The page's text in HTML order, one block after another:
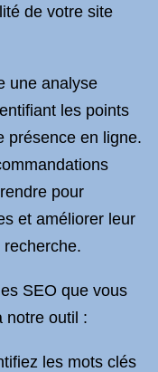
de votre site
une analyse
les points
présence en ligne.
pour
et améliorer leur
SEO que vous
notre outil :
les mots clés